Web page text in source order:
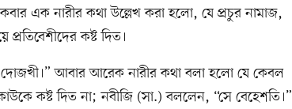
এক নারীর কথা উল্লেখ করা হলো, যে প্রচুর নামাজ,
কষ্ট দিত।
দোজখী।” আবার আরেক নারীর কথা বলা হলো যে কেবল
কষ্ট দিত না; নবীজি (সা.) বললেন, “সে বেহেশতি।”